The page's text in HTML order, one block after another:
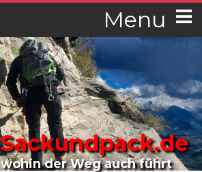
Menu
Sackundpack.de
wohin der Weg auch führt